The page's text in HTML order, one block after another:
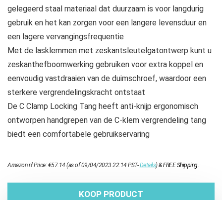
gelegeerd staal materiaal dat duurzaam is voor langdurig
gebruik en het kan zorgen voor een langere levensduur en
een lagere vervangingsfrequentie
Met de lasklemmen met zeskantsleutelgatontwerp kunt u
zeskanthefboomwerking gebruiken voor extra koppel en
eenvoudig vastdraaien van de duimschroef, waardoor een
sterkere vergrendelingskracht ontstaat
De C Clamp Locking Tang heeft anti-knijp ergonomisch
ontworpen handgrepen van de C-klem vergrendeling tang
biedt een comfortabele gebruikservaring
Amazon.nl Price:€57.14 (as of 09/04/2023 22:14 PST-Details)&FREE Shipping.
KOOP PRODUCT